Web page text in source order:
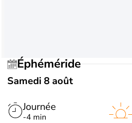
Éphéméride
Samedi 8 août
Journée
-4 min